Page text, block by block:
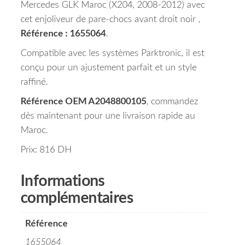
Mercedes GLK Maroc (X204, 2008-2012) avec
cet enjoliveur de pare-chocs avant droit noir ,
Référence : 1655064.
Compatible avec les systèmes Parktronic, il est
conçu pour un ajustement parfait et un style
raffiné.
Référence OEM A2048800105, commandez
dès maintenant pour une livraison rapide au
Maroc.
Prix: 816 DH
Informations
complémentaires
Référence
1655064